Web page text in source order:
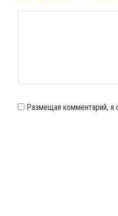
Размещая комментарий, я